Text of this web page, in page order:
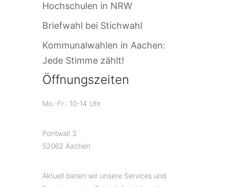
Hochschulen in NRW
Briefwahl bei Stichwahl
Kommunalwahlen in Aachen:
Jede Stimme zählt!
Öffnungszeiten
Mo.-Fr.: 10-14 Uhr
Pontwall 3
52062 Aachen
Aktuell bieten wir unsere Services und